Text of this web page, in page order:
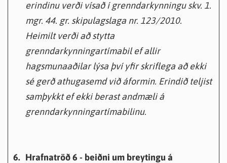
erindinu verði vísað í grenndarkynningu skv. 1.
mgr. 44. gr. skipulagslaga nr. 123/2010.
Heimilt verði að stytta
grenndarkynningartímabil ef allir
hagsmunaaðilar lýsa því yfir skriflega að ekki
sé gerð athugasemd við áformin. Erindið teljist
samþykkt ef ekki berast andmæli á
grenndarkynningartímabilinu.
6. Hrafnatröð 6 - beiðni um breytingu á